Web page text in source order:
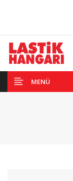
MENÜ